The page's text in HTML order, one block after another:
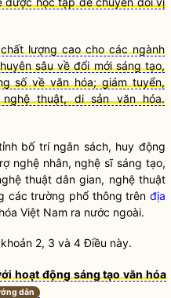
lượng cao cho các ngành
sâu về đổi mới sáng tạo,
số về văn hóa; giám tuyển,
thuật, di sản văn hóa.
bố trí ngân sách, huy động
nghệ nhân, nghệ sĩ sáng tạo,
thuật dân gian, nghệ thuật
các trường phổ thông trên địa
Việt Nam ra nước ngoài.
2, 3 và 4 Điều này.
hoạt động sáng tạo văn hóa
dẫn